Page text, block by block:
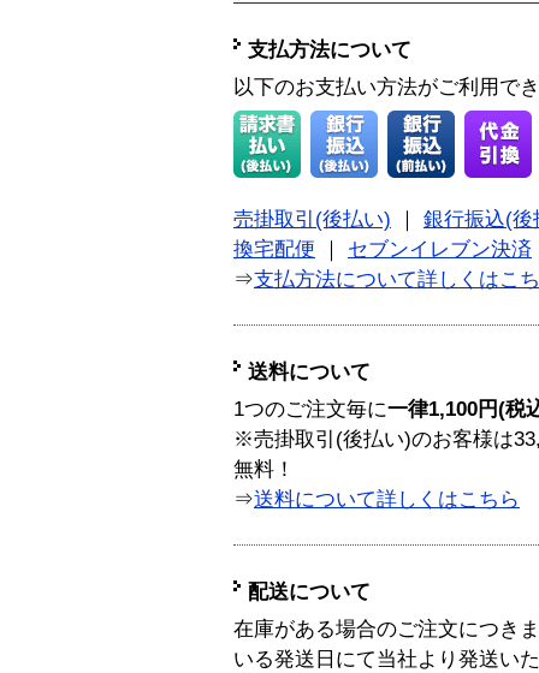
支払方法について
以下のお支払い方法がご利用で
売掛取引(後払い)
銀行振込(後
換宅配便
セブンイレブン決済
⇒支払方法について詳しくはこ
送料について
1つのご注文毎に一律1,100円(税
※売掛取引(後払い)のお客様は
無料！
⇒送料について詳しくはこちら
配送について
在庫がある場合のご注文につき
いる発送日にて当社より発送い